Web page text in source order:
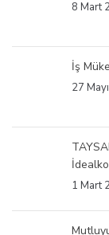
8 Mart
İş
27
1 Mart